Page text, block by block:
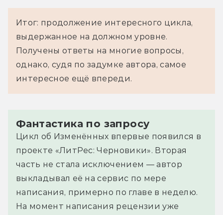
Итог: продолжение интересного цикла,
выдержанное на должном уровне.
Получены ответы на многие вопросы,
однако, судя по задумке автора, самое
интересное ещё впереди.
Фантастика по запросу
Цикл об Изменённых впервые появился в
проекте «ЛитРес: Черновики». Вторая
часть не стала исключением — автор
выкладывал её на сервис по мере
написания, примерно по главе в неделю.
На момент написания рецензии уже